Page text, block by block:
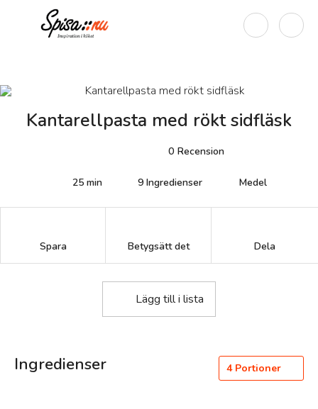
Kantarellpasta med rökt sidfläsk
0 Recension
25 min 9 Ingredienser Medel
Spara Betygsätt det Dela
Lägg till i lista
Ingredienser 4 Portioner